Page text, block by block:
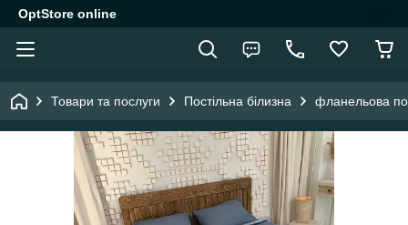
OptStore online
Товари та послуги Постільна білизна фланельова